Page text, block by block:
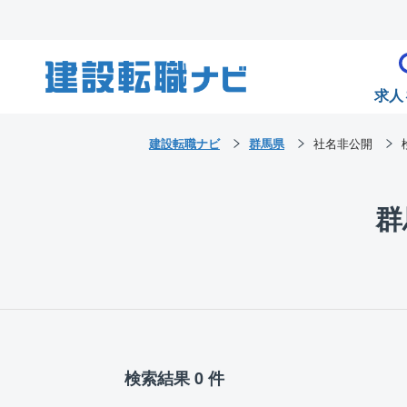
求
検索結果 0 件
建設転職ナビ 群馬県 社名非公開